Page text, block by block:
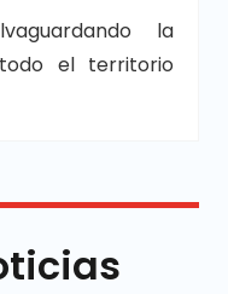
la
el territorio